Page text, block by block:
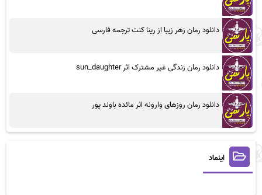
دانلود رمان زهر زیبا از رینا کنت ترجمه فارسی
دانلود رمان زندگی غیر مشترک اثر sun_daughter
دانلود رمان روزهای وارونه اثر مائده باوند پور
اینماد